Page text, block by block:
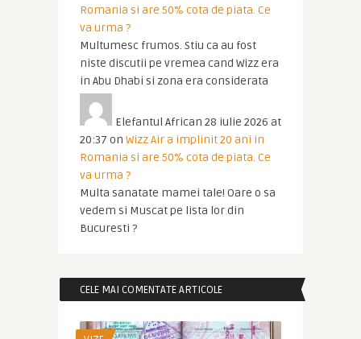
Romania si are 50% cota de piata. Ce
va urma ?
Multumesc frumos. Stiu ca au fost
niste discutii pe vremea cand Wizz era
in Abu Dhabi si zona era considerata
Elefantul African 28 iulie 2026 at
20:37 on Wizz Air a implinit 20 ani in
Romania si are 50% cota de piata. Ce
va urma ?
Multa sanatate mamei tale! Oare o sa
vedem si Muscat pe lista lor din
Bucuresti ?
CELE MAI COMENTATE ARTICOLE